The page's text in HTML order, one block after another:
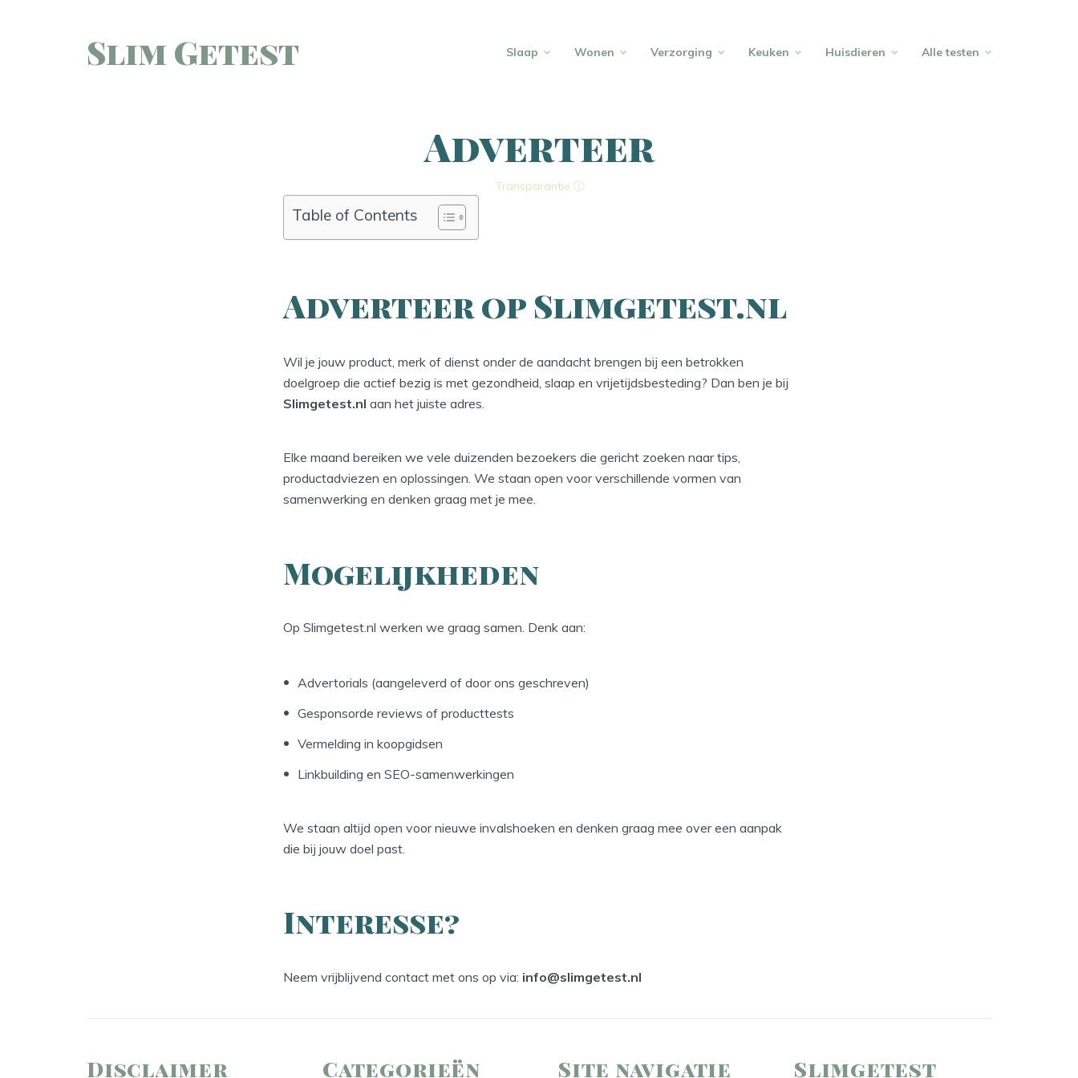
Slim Getest Slaap Wonen Verzorging Keuken Huisdieren Alle testen
Adverteer
Transparantie ⓘ
Table of Contents
Adverteer op Slimgetest.nl
Wil je jouw product, merk of dienst onder de aandacht brengen bij een betrokken
doelgroep die actief bezig is met gezondheid, slaap en vrijetijdsbesteding? Dan ben je bij
Slimgetest.nl aan het juiste adres.
Elke maand bereiken we vele duizenden bezoekers die gericht zoeken naar tips,
productadviezen en oplossingen. We staan open voor verschillende vormen van
samenwerking en denken graag met je mee.
Mogelijkheden
Op Slimgetest.nl werken we graag samen. Denk aan:
Advertorials (aangeleverd of door ons geschreven)
Gesponsorde reviews of producttests
Vermelding in koopgidsen
Linkbuilding en SEO-samenwerkingen
We staan altijd open voor nieuwe invalshoeken en denken graag mee over een aanpak
die bij jouw doel past.
Interesse?
Neem vrijblijvend contact met ons op via: info@slimgetest.nl
Disclaimer Categorieën Site navigatie Slimgetest